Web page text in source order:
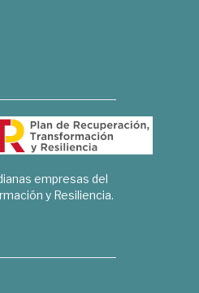
empresas del
y Resiliencia.